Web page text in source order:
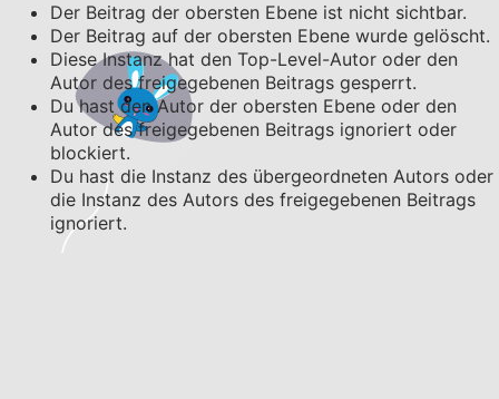
Der Beitrag der obersten Ebene ist nicht sichtbar.
Der Beitrag auf der obersten Ebene wurde gelöscht.
Diese Instanz hat den Top-Level-Autor oder den
Autor des freigegebenen Beitrags gesperrt.
Du hast den Autor der obersten Ebene oder den
Autor des freigegebenen Beitrags ignoriert oder
blockiert.
Du hast die Instanz des übergeordneten Autors oder
die Instanz des Autors des freigegebenen Beitrags
ignoriert.